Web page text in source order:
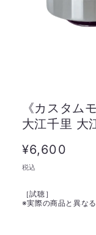
《カスタム
大江千里 大
通
常
格
¥6,600
税込
［試聴］
※実際の商品と異な